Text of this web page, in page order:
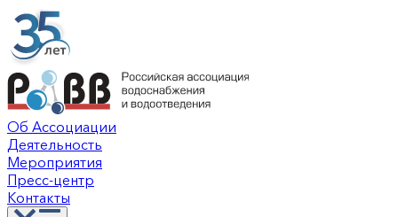
Об Ассоциации
Деятельность
Мероприятия
Пресс-центр
Контакты